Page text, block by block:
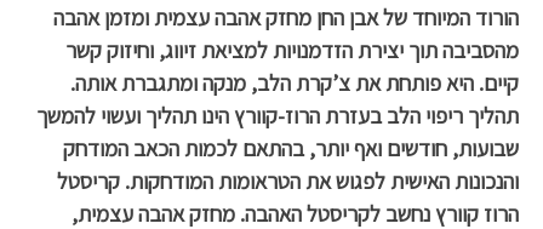
הורוד המיוחד של אבן החן מחזק אהבה עצמית ומזמן אהבה
מהסביבה תוך יצירת הזדמנויות למציאת זיווג, וחיזוק קשר
קיים. היא פותחת את צ’קרת הלב, מנקה ומתגברת אותה.
תהליך ריפוי הלב בעזרת הרוז-קוורץ הינו תהליך ועשוי להמשך
שבועות, חודשים ואף יותר, בהתאם לכמות הכאב המודחק
והנכונות האישית לפגוש את הטראומות המודחקות. קריסטל
הרוז קוורץ נחשב לקריסטל האהבה. מחזק אהבה עצמית,